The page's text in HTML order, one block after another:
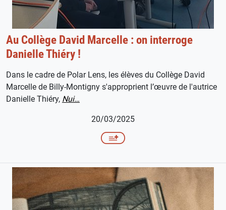
Au Collège David Marcelle : on interroge
Danielle Thiéry !
Dans le cadre de Polar Lens, les élèves du Collège David
Marcelle de Billy-Montigny s'approprient l’œuvre de l'autrice
Danielle Thiéry, Nui…
20/03/2025